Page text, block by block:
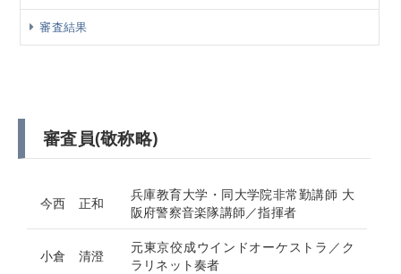
審査結果
審査員(敬称略)
今⻄ 正和
兵庫教育⼤学・同⼤学院⾮常勤講師 ⼤
阪府警察⾳楽隊講師／指揮者
小倉 清澄
元東京佼成ウインドオーケストラ／ク
ラリネット奏者